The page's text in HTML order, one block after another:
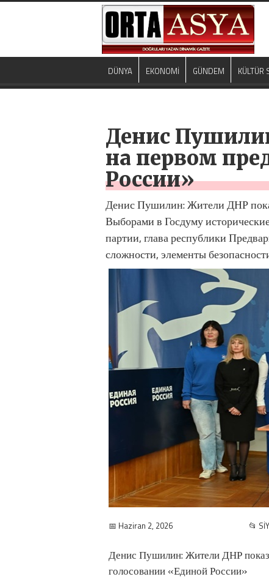
DÜNYA EKONOMİ GÜNDEM KÜLTÜR
Денис
на первом
России»
Денис Пушилин: Жители ДНР
Выборами в Госдуму
партии, глава республики
сложности, элементы
📅 Haziran 2, 2026 📂
Денис Пушилин: Жители ДНР
голосовании «Единой России»